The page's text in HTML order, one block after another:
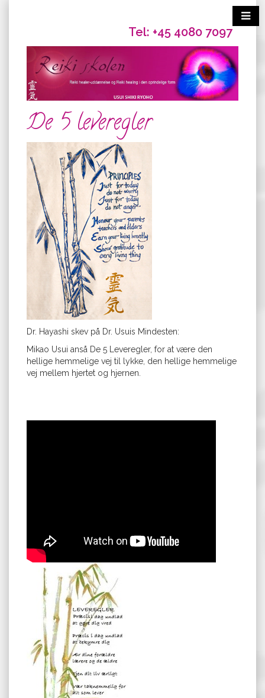
Tel: +45 4080 7097
De 5 leveregler
Dr. Hayashi skev på Dr. Usuis Mindesten:
Mikao Usui anså De 5 Leveregler, for at være den
hellige hemmelige vej til lykke, den hellige hemmelige
vej mellem hjertet og hjernen.